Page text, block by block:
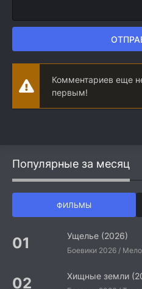
Комментариев еще
первым!
Популярные за месяц
ФИЛЬМЫ
Ущелье (2026)
Хищные земли